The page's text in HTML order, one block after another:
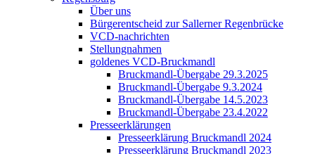
Über uns
Bürgerentscheid zur Sallerner Regenbrücke
VCD-nachrichten
Stellungnahmen
goldenes VCD-Bruckmandl
Bruckmandl-Übergabe 29.3.2025
Bruckmandl-Übergabe 9.3.2024
Bruckmandl-Übergabe 14.5.2023
Bruckmandl-Übergabe 23.4.2022
Presseerklärungen
Presseerklärung Bruckmandl 2024
Presseerklärung Bruckmandl 2023